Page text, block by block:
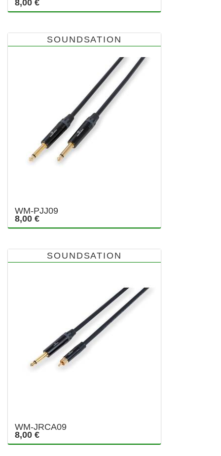
8,00 €
SOUNDSATION
WM-PJJ09
8,00 €
SOUNDSATION
WM-JRCA09
8,00 €